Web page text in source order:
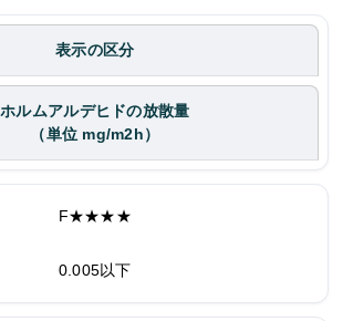
表示の区分
ホルムアルデヒドの放散量
（単位 mg/m2h）
F★★★★
0.005以下